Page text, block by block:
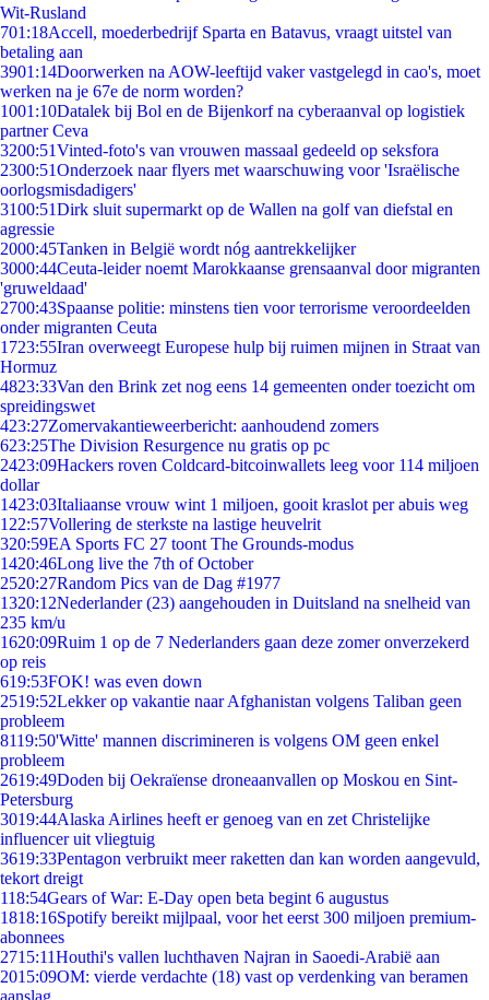
Wit-Rusland
701:18Accell, moederbedrijf Sparta en Batavus, vraagt uitstel van
betaling aan
3901:14Doorwerken na AOW-leeftijd vaker vastgelegd in cao's, moet
werken na je 67e de norm worden?
1001:10Datalek bij Bol en de Bijenkorf na cyberaanval op logistiek
partner Ceva
3200:51Vinted-foto's van vrouwen massaal gedeeld op seksfora
2300:51Onderzoek naar flyers met waarschuwing voor 'Israëlische
oorlogsmisdadigers'
3100:51Dirk sluit supermarkt op de Wallen na golf van diefstal en
agressie
2000:45Tanken in België wordt nóg aantrekkelijker
3000:44Ceuta-leider noemt Marokkaanse grensaanval door migranten
'gruweldaad'
2700:43Spaanse politie: minstens tien voor terrorisme veroordeelden
onder migranten Ceuta
1723:55Iran overweegt Europese hulp bij ruimen mijnen in Straat van
Hormuz
4823:33Van den Brink zet nog eens 14 gemeenten onder toezicht om
spreidingswet
423:27Zomervakantieweerbericht: aanhoudend zomers
623:25The Division Resurgence nu gratis op pc
2423:09Hackers roven Coldcard-bitcoinwallets leeg voor 114 miljoen
dollar
1423:03Italiaanse vrouw wint 1 miljoen, gooit kraslot per abuis weg
1 22:57Vollering de sterkste na lastige heuvelrit
320:59EA Sports FC 27 toont The Grounds-modus
1420:46Long live the 7th of October
2520:27Random Pics van de Dag #1977
1320:12Nederlander (23) aangehouden in Duitsland na snelheid van
235 km/u
1620:09Ruim 1 op de 7 Nederlanders gaan deze zomer onverzekerd
op reis
619:53FOK! was even down
2519:52Lekker op vakantie naar Afghanistan volgens Taliban geen
probleem
8119:50'Witte' mannen discrimineren is volgens OM geen enkel
probleem
2619:49Doden bij Oekraïense droneaanvallen op Moskou en Sint-
Petersburg
3019:44Alaska Airlines heeft er genoeg van en zet Christelijke
influencer uit vliegtuig
3619:33Pentagon verbruikt meer raketten dan kan worden aangevuld,
tekort dreigt
118:54Gears of War: E-Day open beta begint 6 augustus
1818:16Spotify bereikt mijlpaal, voor het eerst 300 miljoen premium-
abonnees
2715:11Houthi's vallen luchthaven Najran in Saoedi-Arabië aan
2015:09OM: vierde verdachte (18) vast op verdenking van beramen
aanslag